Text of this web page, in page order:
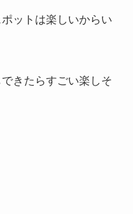
ットは楽しいからい
きたらすごい楽しそ